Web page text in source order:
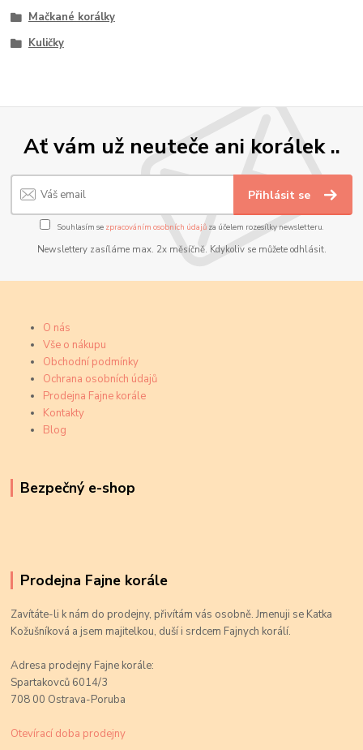
Mačkané korálky
Kuličky
Ať vám už neuteče ani korálek ..
Přihlásit se
Souhlasím se zpracováním osobních údajůza účelem rozesílky newsletteru.
Newslettery zasíláme max. 2x měsíčně. Kdykoliv se můžete odhlásit.
O nás
Vše o nákupu
Obchodní podmínky
Ochrana osobních údajů
Prodejna Fajne korále
Kontakty
Blog
Bezpečný e-shop
Prodejna Fajne korále
Zavítáte-li k nám do prodejny, přivítám vás osobně. Jmenuji se Katka
Kožušníková a jsem majitelkou, duší i srdcem Fajnych korálí.
Adresa prodejny Fajne korále:
Spartakovců 6014/3
708 00 Ostrava-Poruba
Otevírací doba prodejny